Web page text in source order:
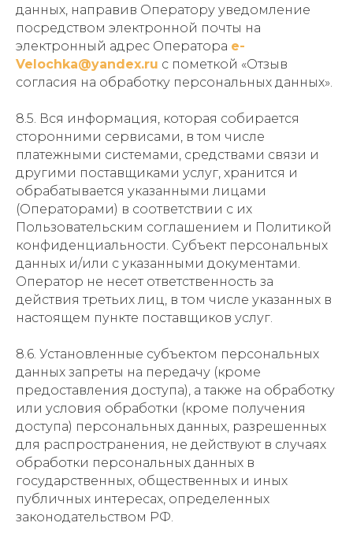
данных, направив Оператору уведомление
посредством электронной почты на
электронный адрес Оператора e-
Velochka@yandex.ru с пометкой «Отзыв
согласия на обработку персональных данных».
8.5. Вся информация, которая собирается
сторонними сервисами, в том числе
платежными системами, средствами связи и
другими поставщиками услуг, хранится и
обрабатывается указанными лицами
(Операторами) в соответствии с их
Пользовательским соглашением и Политикой
конфиденциальности. Субъект персональных
данных и/или с указанными документами.
Оператор не несет ответственность за
действия третьих лиц, в том числе указанных в
настоящем пункте поставщиков услуг.
8.6. Установленные субъектом персональных
данных запреты на передачу (кроме
предоставления доступа), а также на обработку
или условия обработки (кроме получения
доступа) персональных данных, разрешенных
для распространения, не действуют в случаях
обработки персональных данных в
государственных, общественных и иных
публичных интересах, определенных
законодательством РФ.